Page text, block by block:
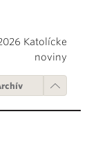
Katolícke
noviny